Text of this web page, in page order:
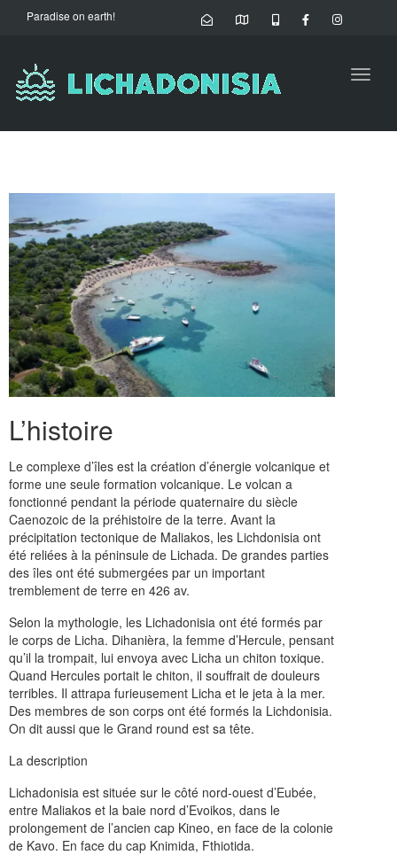
Paradise on earth!
Toggle
L’histoire
Le complexe d’îles est la création d’énergie volcanique et
forme une seule formation volcanique. Le volcan a
fonctionné pendant la période quaternaire du siècle
Caenozoic de la préhistoire de la terre. Avant la
précipitation tectonique de Maliakos, les Lichdonisia ont
été reliées à la péninsule de Lichada. De grandes parties
des îles ont été submergées par un important
tremblement de terre en 426 av.
Selon la mythologie, les Lichadonisia ont été formés par
le corps de Licha. Dihanièra, la femme d’Hercule, pensant
qu’il la trompait, lui envoya avec Licha un chiton toxique.
Quand Hercules portait le chiton, il souffrait de douleurs
terribles. Il attrapa furieusement Licha et le jeta à la mer.
Des membres de son corps ont été formés la Lichdonisia.
On dit aussi que le Grand round est sa tête.
La description
Lichadonisia est située sur le côté nord-ouest d’Eubée,
entre Maliakos et la baie nord d’Evoikos, dans le
prolongement de l’ancien cap Kineo, en face de la colonie
de Kavo. En face du cap Knimida, Fthiotida.